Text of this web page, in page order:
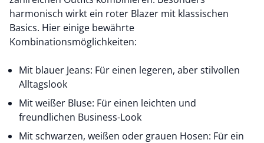
harmonisch wirkt ein roter Blazer mit klassischen
Basics. Hier einige bewährte
Kombinationsmöglichkeiten:
Mit blauer Jeans: Für einen legeren, aber stilvollen
Alltagslook
Mit weißer Bluse: Für einen leichten und
freundlichen Business-Look
Mit schwarzen, weißen oder grauen Hosen: Für ein